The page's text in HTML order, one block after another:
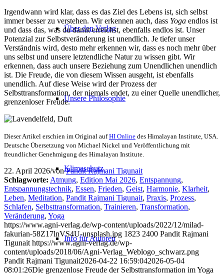
Über den Verlag
Unsere Philosophie
Klimaschutz
Info für Autoren
Irgendwann wird klar, dass es das Ziel des Lebens ist, sich selbst
immer besser zu verstehen. Wir erkennen auch, dass Yoga endlos ist
und dass das, was du damit erreichst, ebenfalls endlos ist. Unser
Potenzial zur Selbstveränderung ist unendlich. Je tiefer unser
Verständnis wird, desto mehr erkennen wir, dass es noch mehr über
uns selbst und unsere letztendliche Natur zu wissen gibt. Wir
erkennen, dass auch unsere Beziehung zum Unendlichen unendlich
ist. Die Freude, die von diesem Wissen ausgeht, ist ebenfalls
unendlich. Auf diese Weise wird der Prozess der
Selbsttransformation, der niemals endet, zu einer Quelle unendlicher,
grenzenloser Freude.
Dieser Artikel erschien im Original aufHI Online des Himalayan Institute, USA.
Deutsche Übersetzung von Michael Nickel und Veröffentlichung mit
freundlicher Genehmigung des Himalayan Institute.
22. April 2026/vonPandit Rajmani Tigunait
Schlagworte: Atmung, Edition Mai 2026, Entspannung,
Entspannungstechnik, Essen, Frieden, Geist, Harmonie, Klarheit,
Leben, Meditation, Pandit Rajmani Tigunait, Praxis, Prozess,
Schlafen, Selbsttransformation, Trainieren, Transformation,
Veränderung, Yoga
https://www.agni-verlag.de/wp-content/uploads/2022/12/milad-
fakurian-58Z17lnVS4U-unsplash.jpg 1823 2400 Pandit Rajmani
Tigunait https://www.agni-verlag.de/wp-
content/uploads/2018/06/Agni-Verlag_Weblogo_schwarz.png
Pandit Rajmani Tigunait2026-04-22 16:59:042026-05-04
08:01:26Die grenzenlose Freude der Selbsttransformation im Yoga